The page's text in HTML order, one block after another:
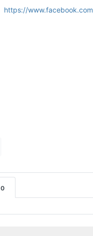
https://
0